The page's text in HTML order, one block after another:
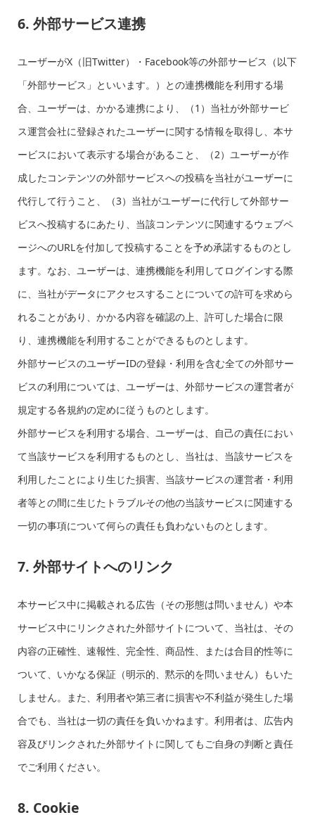
6. 外部サービス連携
ユーザーがX（旧Twitter）・Facebook等の外部サービス（以下
「外部サービス」といいます。）との連携機能を利用する場
合、ユーザーは、かかる連携により、（1）当社が外部サービ
ス運営会社に登録されたユーザーに関する情報を取得し、本サ
ービスにおいて表示する場合があること、（2）ユーザーが作
成したコンテンツの外部サービスへの投稿を当社がユーザーに
代行して行うこと、（3）当社がユーザーに代行して外部サー
ビスへ投稿するにあたり、当該コンテンツに関連するウェブペ
ージへのURLを付加して投稿することを予め承諾するものとし
ます。なお、ユーザーは、連携機能を利用してログインする際
に、当社がデータにアクセスすることについての許可を求めら
れることがあり、かかる内容を確認の上、許可した場合に限
り、連携機能を利用することができるものとします。
外部サービスのユーザーIDの登録・利用を含む全ての外部サー
ビスの利用については、ユーザーは、外部サービスの運営者が
規定する各規約の定めに従うものとします。
外部サービスを利用する場合、ユーザーは、自己の責任におい
て当該サービスを利用するものとし、当社は、当該サービスを
利用したことにより生じた損害、当該サービスの運営者・利用
者等との間に生じたトラブルその他の当該サービスに関連する
一切の事項について何らの責任も負わないものとします。
7. 外部サイトへのリンク
本サービス中に掲載される広告（その形態は問いません）や本
サービス中にリンクされた外部サイトについて、当社は、その
内容の正確性、速報性、完全性、商品性、または合目的性等に
ついて、いかなる保証（明示的、黙示的を問いません）もいた
しません。また、利用者や第三者に損害や不利益が発生した場
合でも、当社は一切の責任を負いかねます。利用者は、広告内
容及びリンクされた外部サイトに関してもご自身の判断と責任
でご利用ください。
8. Cookie